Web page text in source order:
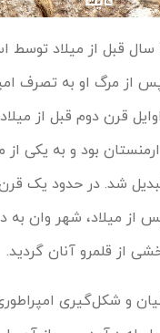
شهر وان حدود 300 سال قبل از میلاد
از مرگ او به تصرف
قرن دوم قبل از
بود و به یکی از
شد. در حدود یک قرن
از میلاد، شهر وان
از قلمرو آنان گردید.
و شکل‌گیری